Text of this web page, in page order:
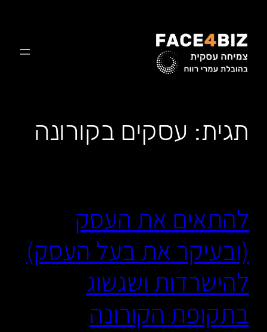
תגית: עסקים בקורונה
להתאים את העסק
(ובעיקר את בעל העסק)
להישרדות ושגשוג
בתקופת הקורונה